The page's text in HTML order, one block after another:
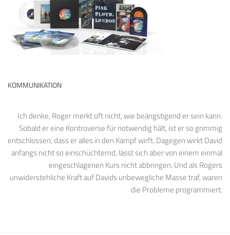
KOMMUNIKATION
Ich denke, Roger merkt oft nicht, wie beängstigend er sein kann.
Sobald er eine Kontroverse für notwendig hält, ist er so grimmig
entschlossen, dass er alles in den Kampf wirft. Dagegen wirkt David
anfangs nicht so einschüchternd, lässt sich aber von einem einmal
eingeschlagenen Kurs nicht abbringen. Und als Rogers
unwiderstehliche Kraft auf Davids unbewegliche Masse traf, waren
die Probleme programmiert.